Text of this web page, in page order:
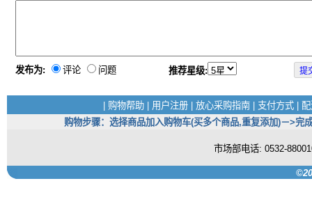
发布为: 评论 问题 推荐星级:
购物帮助 用户注册 放心采购指南 支付方式
购物步骤：选择商品加入购物车(买多个商品,重复添加)－>
市场部电话: 0532-